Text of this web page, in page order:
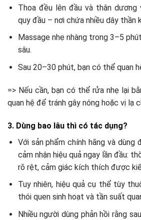
Thoa đều lên đầu và thân
quy đầu – nơi chứa nhiều dây thần
Massage nhẹ nhàng trong 3–5
sâu.
Sau 20–30 phút, bạn có thể quan
=> Nếu cần, bạn có thể rửa nhẹ lại
quan hệ để tránh gây nóng hoặc vị lạ
3. Dùng bao lâu thì có tác dụng?
Với sản phẩm chính hãng và dùng
cảm nhận hiệu quả ngay lần đầu:
rõ rệt, cảm giác kích thích được
Tuy nhiên, hiệu quả cụ thể tùy
thói quen sinh hoạt và tần suất
Nhiều người dùng phản hồi rằng